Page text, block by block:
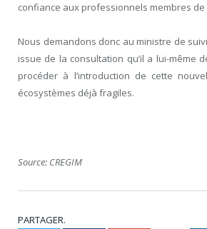
confiance aux professionnels membres de
Nous demandons donc au ministre de
issue de la consultation qu’il a lui-même
procéder à l’introduction de cette
écosystèmes déjà fragiles.
Source: CREGIM
PARTAGER.